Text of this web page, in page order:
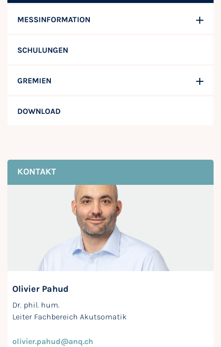
MESSINFORMATION
SCHULUNGEN
GREMIEN
DOWNLOAD
KONTAKT
Olivier Pahud
Dr. phil. hum.
Leiter Fachbereich Akutsomatik
olivier.pahud@anq.ch